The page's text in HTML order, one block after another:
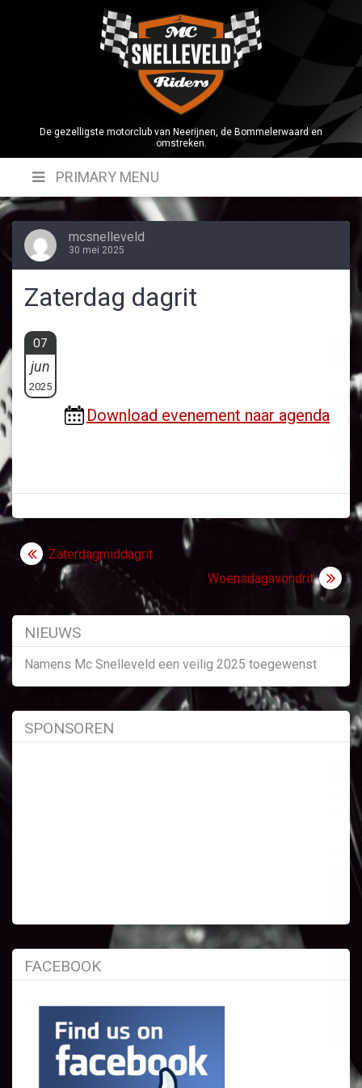
De gezelligste motorclub van Neerijnen, de Bommelerwaard en
omstreken.
PRIMARY MENU
mcsnelleveld
30 mei 2025
Zaterdag dagrit
07
jun
2025
Download evenement naar agenda
Bericht
navigatie
Zaterdagmiddagrit
Woensdagavondrit
NIEUWS
Namens Mc Snelleveld een veilig 2025 toegewenst
SPONSOREN
FACEBOOK